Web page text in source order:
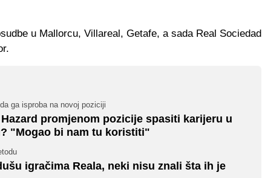
u Mallorcu, Villareal, Getafe, a sada Real Sociedad
ga isproba na novoj poziciji
promjenom pozicije spasiti karijeru u
"Mogao bi nam tu koristiti"
igračima Reala, neki nisu znali šta ih je